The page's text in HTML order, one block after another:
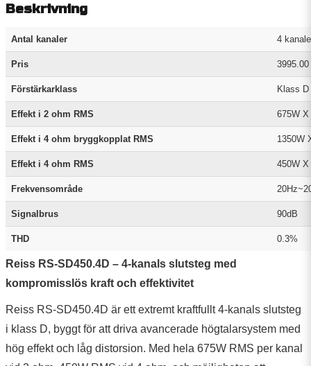
Beskrivning
Antal kanaler 4
Pris 3995.00
Förstärkarklass Klass D
Effekt i 2 ohm RMS 675W X
Effekt i 4 ohm bryggkopplat RMS 1350W
Effekt i 4 ohm RMS 450W X
Frekvensområde
Signalbrus 90dB
THD 0.3%
Reiss RS-SD450.4D – 4-kanals slutsteg med
kompromisslös kraft och effektivitet
Reiss RS-SD450.4D är ett extremt kraftfullt 4-kanals slutsteg
i klass D, byggt för att driva avancerade högtalarsystem med
hög effekt och låg distorsion. Med hela 675W RMS per kanal